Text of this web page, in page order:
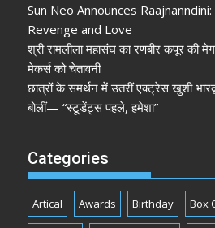
Sun Neo Announces
Revenge and Love
श्री रामलीला महासंघ का रणबीर कपूर की
मेकर्स को चेतावनी
छात्रों के समर्थन में उतरीं एक्ट्रेस खुशी
बोलीं— “स्टूडेंट्स पहले, हमेशा”
Categories
Artical Awards Birthday Box